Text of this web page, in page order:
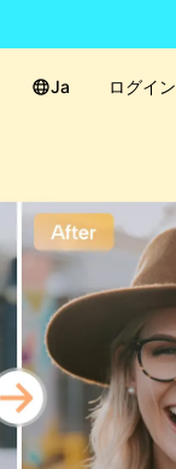
Ja ログイン